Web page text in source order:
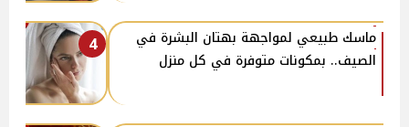
4
ماسك طبيعي لمواجهة بهتان البشرة في
الصيف.. بمكونات متوفرة في كل منزل